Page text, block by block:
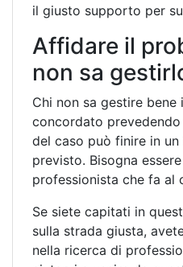
il giusto supporto per
Affidare il
non sa
Chi non sa gestire bene
concordato
del caso può finire in
previsto. Bisogna
professionista che fa al
Se siete capitati in
sulla strada giusta,
nella ricerca di